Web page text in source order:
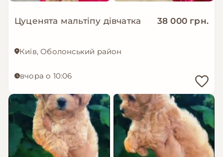
Цуценята мальтіпу дівчатка 38 000 грн.
Київ, Оболонський район
вчора о 10:06